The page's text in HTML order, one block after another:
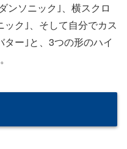
ンソニック｣、横スクロ
ク｣、そして自分でカス
ー｣と、3つの形のハイ